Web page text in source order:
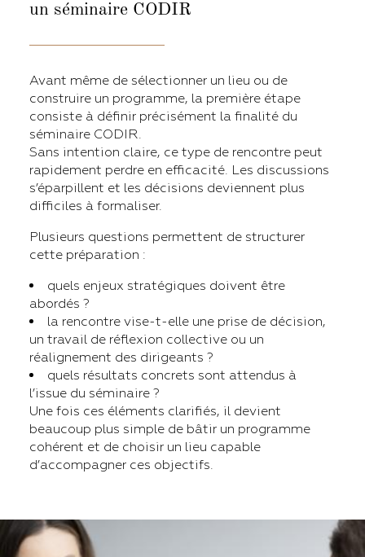
un séminaire CODIR
Avant même de sélectionner un lieu ou de
construire un programme, la première étape
consiste à définir précisément la finalité du
séminaire CODIR.
Sans intention claire, ce type de rencontre peut
rapidement perdre en efficacité. Les discussions
s’éparpillent et les décisions deviennent plus
difficiles à formaliser.
Plusieurs questions permettent de structurer
cette préparation :
quels enjeux stratégiques doivent être
abordés ?
la rencontre vise-t-elle une prise de décision,
un travail de réflexion collective ou un
réalignement des dirigeants ?
quels résultats concrets sont attendus à
l’issue du séminaire ?
Une fois ces éléments clarifiés, il devient
beaucoup plus simple de bâtir un programme
cohérent et de choisir un lieu capable
d’accompagner ces objectifs.